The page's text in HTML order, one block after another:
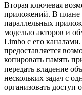
Вторая ключевая
приложений. В плане
параллельных
моделью акторов и
Limbo с его
предоставляется
копировать память
передать владение
нескольких задач с
организовать доступ